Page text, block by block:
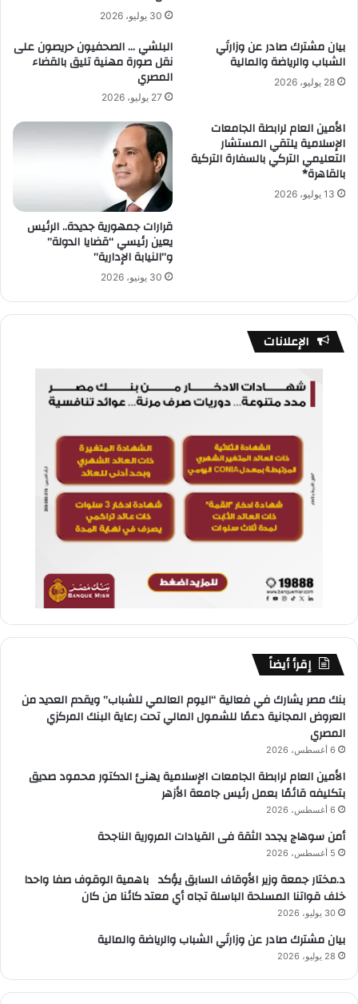
30 يوليو، 2026
بيان مشترك صادر عن وزارتَي
الشباب والرياضة والمالية
28 يوليو، 2026
البلشي … الصحفيون حريصون على
نقل صورة مهنية تليق بالقضاء
المصري
27 يوليو، 2026
الأمين العام لرابطة الجامعات
الإسلامية يلتقي المستشار
التعليمي التركي بالسفارة التركية
بالقاهرة*
13 يوليو، 2026
قرارات جمهورية جديدة.. الرئيس
يعين رئيسي “قضايا الدولة”
و”النيابة الإدارية”
30 يونيو، 2026
الإعلانات
إقرأ أيضاً
بنك مصر يشارك في فعالية “اليوم العالمي للشباب” ويقدم العديد من
العروض المجانية دعمًا للشمول المالي تحت رعاية البنك المركزي
المصري
6 أغسطس، 2026
الأمين العام لرابطة الجامعات الإسلامية يهنئ الدكتور محمود صديق
بتكليفه قائمًا بعمل رئيس جامعة الأزهر
6 أغسطس، 2026
أمن سوهاج يجدد الثقة فى القيادات المرورية الناجحة
5 أغسطس، 2026
د.مختار جمعة وزير الأوقاف السابق يؤكد باهمية الوقوف صفا واحدا
خلف قواتنا المسلحة الباسلة تجاه أي معتد كائنا من كان
30 يوليو، 2026
بيان مشترك صادر عن وزارتَي الشباب والرياضة والمالية
28 يوليو، 2026